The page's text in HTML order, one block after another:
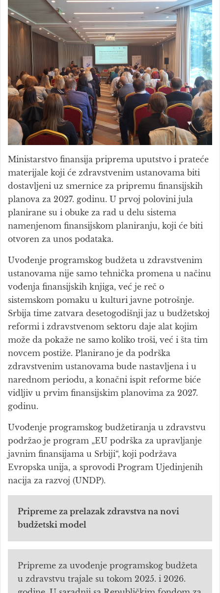
Ministarstvo finansija priprema uputstvo i prateće
materijale koji će zdravstvenim ustanovama biti
dostavljeni uz smernice za pripremu finansijskih
planova za 2027. godinu. U prvoj polovini jula
planirane su i obuke za rad u delu sistema
namenjenom finansijskom planiranju, koji će biti
otvoren za unos podataka.
Uvođenje programskog budžeta u zdravstvenim
ustanovama nije samo tehnička promena u načinu
vođenja finansijskih knjiga, već je reč o
sistemskom pomaku u kulturi javne potrošnje.
Srbija time zatvara desetogodišnji jaz u budžetskoj
reformi i zdravstvenom sektoru daje alat kojim
može da pokaže ne samo koliko troši, već i šta tim
novcem postiže. Planirano je da podrška
zdravstvenim ustanovama bude nastavljena i u
narednom periodu, a konačni ispit reforme biće
vidljiv u prvim finansijskim planovima za 2027.
godinu.
Uvođenje programskog budžetiranja u zdravstvu
podržao je program „EU podrška za upravljanje
javnim finansijama u Srbiji“, koji podržava
Evropska unija, a sprovodi Program Ujedinjenih
nacija za razvoj (UNDP).
Pripreme za prelazak zdravstva na novi
budžetski model
Pripreme za uvođenje programskog budžeta
u zdravstvu trajale su tokom 2025. i 2026.